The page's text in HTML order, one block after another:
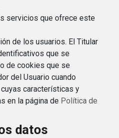
servicios que ofrece este
de los usuarios. El Titular
que se
de cookies que se
del Usuario cuando
características y
en la página de Política de
datos